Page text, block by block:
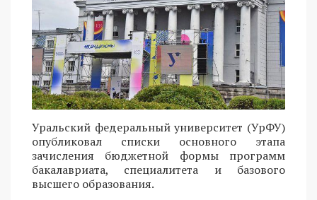
Уральский федеральный университет (УрФУ)
опубликовал списки основного этапа
зачисления бюджетной формы программ
бакалавриата, специалитета и базового
высшего образования.